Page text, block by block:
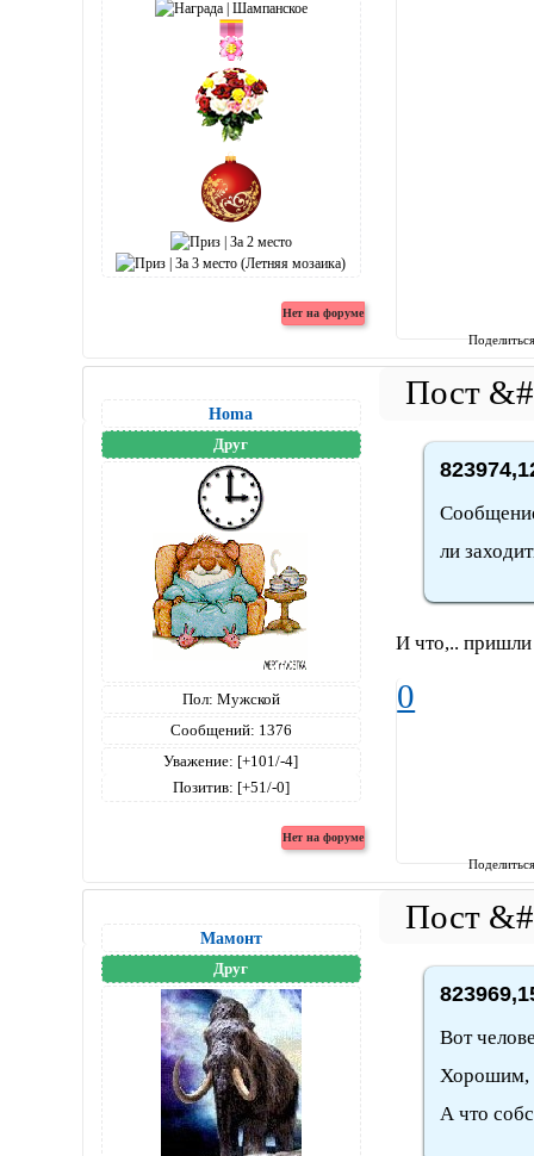
Homa
Друг
Пол: Мужской
Сообщений: 1376
Уважение: [+101/-4]
Позитив: [+51/-0]
ли
И что,.. пришли
0
Мамонт
Друг
Вот
Хорошим,
А что